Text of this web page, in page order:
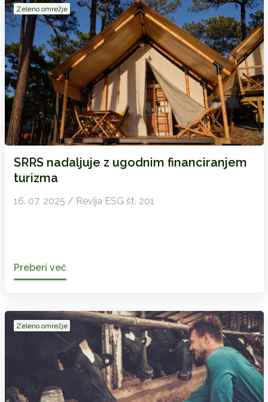
Zeleno omrežje
SRRS nadaljuje z ugodnim financiranjem
turizma
16. 07. 2025 / Revija ESG št. 201
Preberi več
Zeleno omrežje